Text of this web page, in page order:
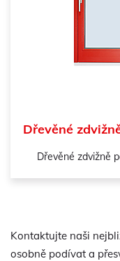
Dřevěné
Dřevěné zdvižně
Kontaktujte naši
osobně podívat a